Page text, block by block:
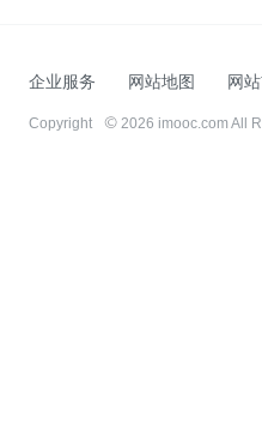
企业服务 网站地图 网
Copyright 2026 imooc.com All